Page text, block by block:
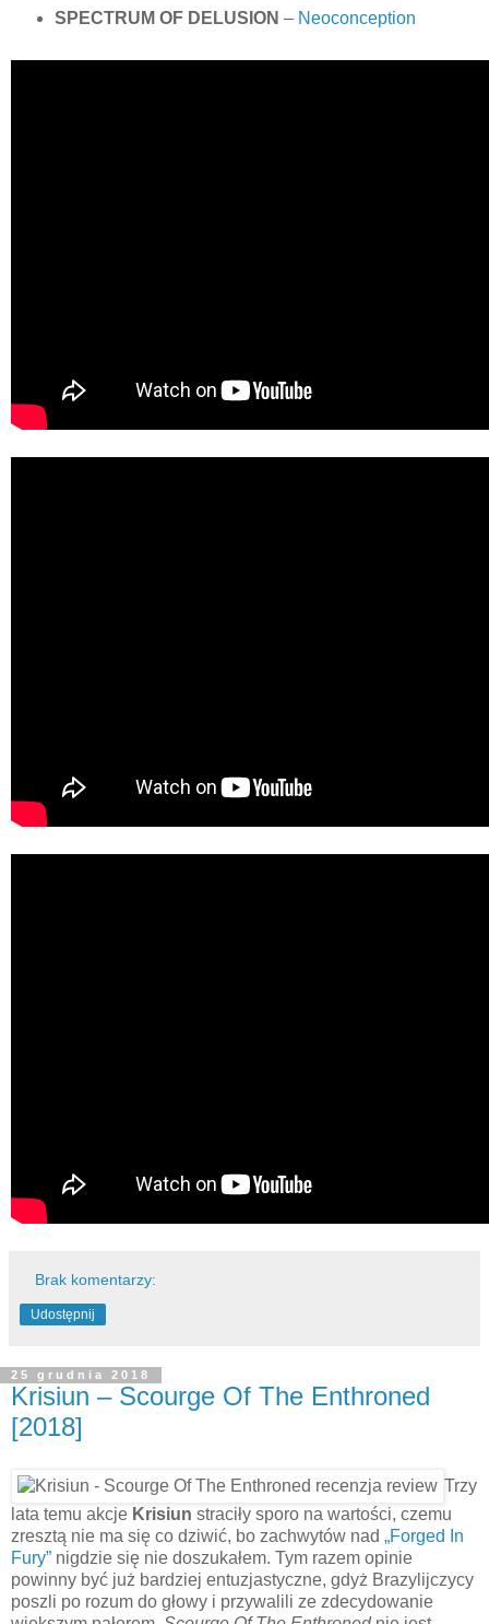
SPECTRUM OF DELUSION – Neoconception
Brak komentarzy:
Udostępnij
25 grudnia 2018
Krisiun – Scourge Of The Enthroned
[2018]
Trzy
lata temu akcje Krisiun straciły sporo na wartości, czemu
zresztą nie ma się co dziwić, bo zachwytów nad „Forged In
Fury” nigdzie się nie doszukałem. Tym razem opinie
powinny być już bardziej entuzjastyczne, gdyż Brazylijczycy
poszli po rozum do głowy i przywalili ze zdecydowanie